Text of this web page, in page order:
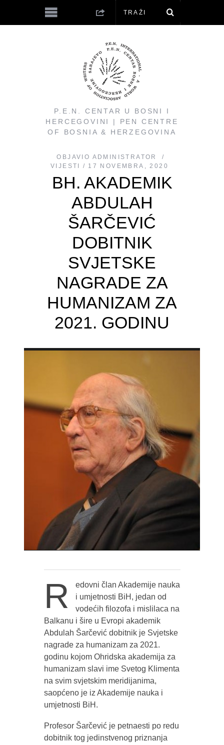
P.E.N. CENTAR U BOSNI I
HERCEGOVINI | PEN CENTRE
OF BOSNIA & HERZEGOVINA
OBJAVIO ADMINISTRATOR
VIJESTI
17 NOVEMBRA, 2020
BH. AKADEMIK
ABDULAH
ŠARČEVIĆ
DOBITNIK
SVJETSKE
NAGRADE ZA
HUMANIZAM ZA
2021. GODINU
R
edovni član Akademije nauka
i umjetnosti BiH, jedan od
vodećih filozofa i mislilaca na
Balkanu i šire u Evropi akademik
Abdulah Šarčević dobitnik je Svjetske
nagrade za humanizam za 2021.
godinu kojom Ohridska akademija za
humanizam slavi ime Svetog Klimenta
na svim svjetskim meridijanima,
saopćeno je iz Akademije nauka i
umjetnosti BiH.
Profesor Šarčević je petnaesti po redu
dobitnik tog jedinstvenog priznanja